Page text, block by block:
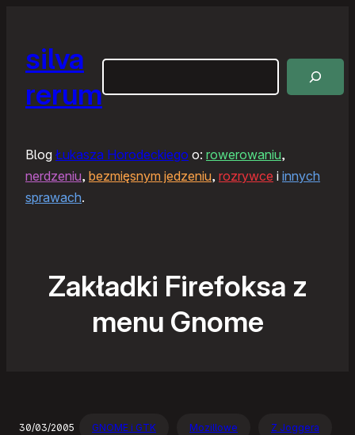
silva
rerum
Blog Łukasza Horodeckiego o: rowerowaniu,
nerdzeniu, bezmięsnym jedzeniu, rozrywce i innych
sprawach.
Zakładki Firefoksa z
menu Gnome
30/03/2005 GNOME i GTK Mozillowe Z Joggera